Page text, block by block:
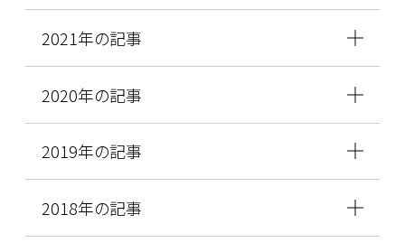
2021年の記事
2020年の記事
2019年の記事
2018年の記事